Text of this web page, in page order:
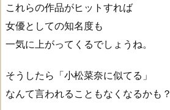
これらの作品がヒットすれば
女優としての知名度も
一気に上がってくるでしょうね。
そうしたら「小松菜奈に似てる」
なんて言われることもなくなるかも？